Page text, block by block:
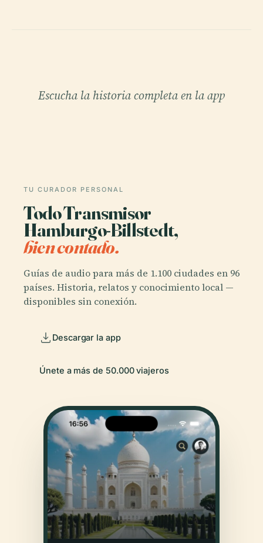
Escucha la historia completa en la app
TU CURADOR PERSONAL
Todo Transmisor
Hamburgo-Billstedt,
bien contado.
Guías de audio para más de 1.100 ciudades en 96
países. Historia, relatos y conocimiento local —
disponibles sin conexión.
Descargar la app
Únete a más de 50.000 viajeros